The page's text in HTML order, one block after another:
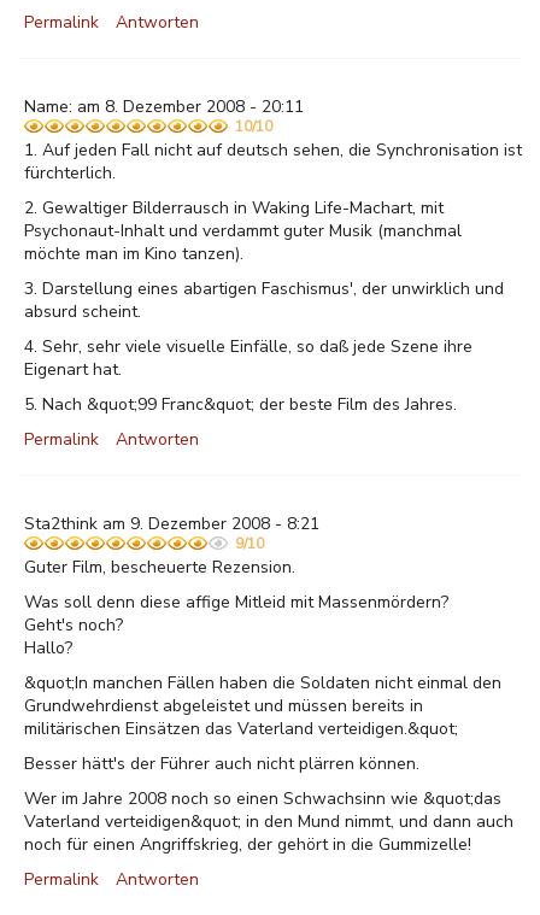
Permalink
Antworten
Name: am 8. Dezember 2008 - 20:11
10/10
1. Auf jeden Fall nicht auf deutsch sehen, die Synchronisation ist
fürchterlich.
2. Gewaltiger Bilderrausch in Waking Life-Machart, mit
Psychonaut-Inhalt und verdammt guter Musik (manchmal
möchte man im Kino tanzen).
3. Darstellung eines abartigen Faschismus', der unwirklich und
absurd scheint.
4. Sehr, sehr viele visuelle Einfälle, so daß jede Szene ihre
Eigenart hat.
5. Nach &quot;99 Franc&quot; der beste Film des Jahres.
Permalink
Antworten
Sta2think am 9. Dezember 2008 - 8:21
9/10
Guter Film, bescheuerte Rezension.
Was soll denn diese affige Mitleid mit Massenmördern?
Geht's noch?
Hallo?
&quot;In manchen Fällen haben die Soldaten nicht einmal den
Grundwehrdienst abgeleistet und müssen bereits in
militärischen Einsätzen das Vaterland verteidigen.&quot;
Besser hätt's der Führer auch nicht plärren können.
Wer im Jahre 2008 noch so einen Schwachsinn wie &quot;das
Vaterland verteidigen&quot; in den Mund nimmt, und dann auch
noch für einen Angriffskrieg, der gehört in die Gummizelle!
Permalink
Antworten